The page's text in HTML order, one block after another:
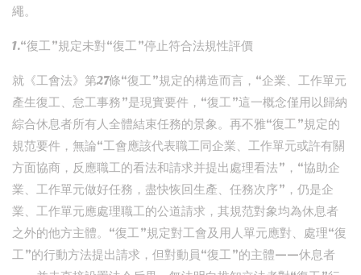
繩。
1.“復工”規定未對“復工”停止符合法規性評價
就《工會法》第27條“復工”規定的構造而言，“企業、工作單元
產生復工、怠工事務”是現實要件，“復工”這一概念僅用以歸納
綜合休息者所有人全體結束任務的景象。再不雅“復工”規定的
規范要件，無論“工會應該代表職工同企業、工作單元或許有關
方面協商，反應職工的看法和請求并提出處理看法”，“協助企
業、工作單元做好任務，盡快恢回生產、任務次序”，仍是企
業、工作單元應處理職工的公道請求，其規范對象均為休息者
之外的他方主體。“復工”規定對工會及用人單元應對、處理“復
工”的行動方法提出請求，但對動員“復工”的主體——休息者